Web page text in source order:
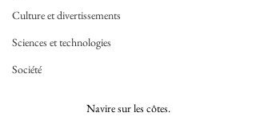
Culture et divertissements
Sciences et technologies
Société
Navire sur les côtes.